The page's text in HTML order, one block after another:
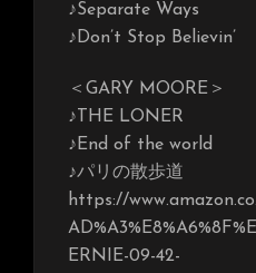
♪Separate Ways
♪Don’t Stop Believin’
＜GARY MOORE＞
♪THE LONER
♪End of the world
♪パリの散歩道
https://
ERNIE-09-42-